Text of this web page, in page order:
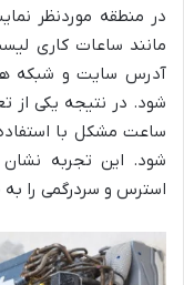
در منطقه موردنظر
مانند ساعات کاری
آدرس سایت و شبکه
شود. در نتیجه یکی از
ساعت مشکل با
‌شود. این تجربه
استرس و سردرگمی را به